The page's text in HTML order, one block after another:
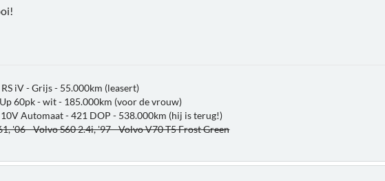
iV - Grijs - 55.000km (leasert)
60pk - wit - 185.000km (voor de vrouw)
Automaat - 421 DOP - 538.000km (hij is terug!)
'06 - Volvo S60 2.4i, '97 - Volvo V70 T5 Frost Green